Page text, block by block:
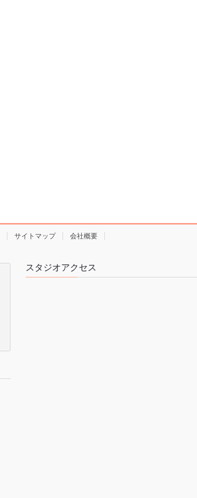
サイトマップ 会社概要
スタジオアクセス